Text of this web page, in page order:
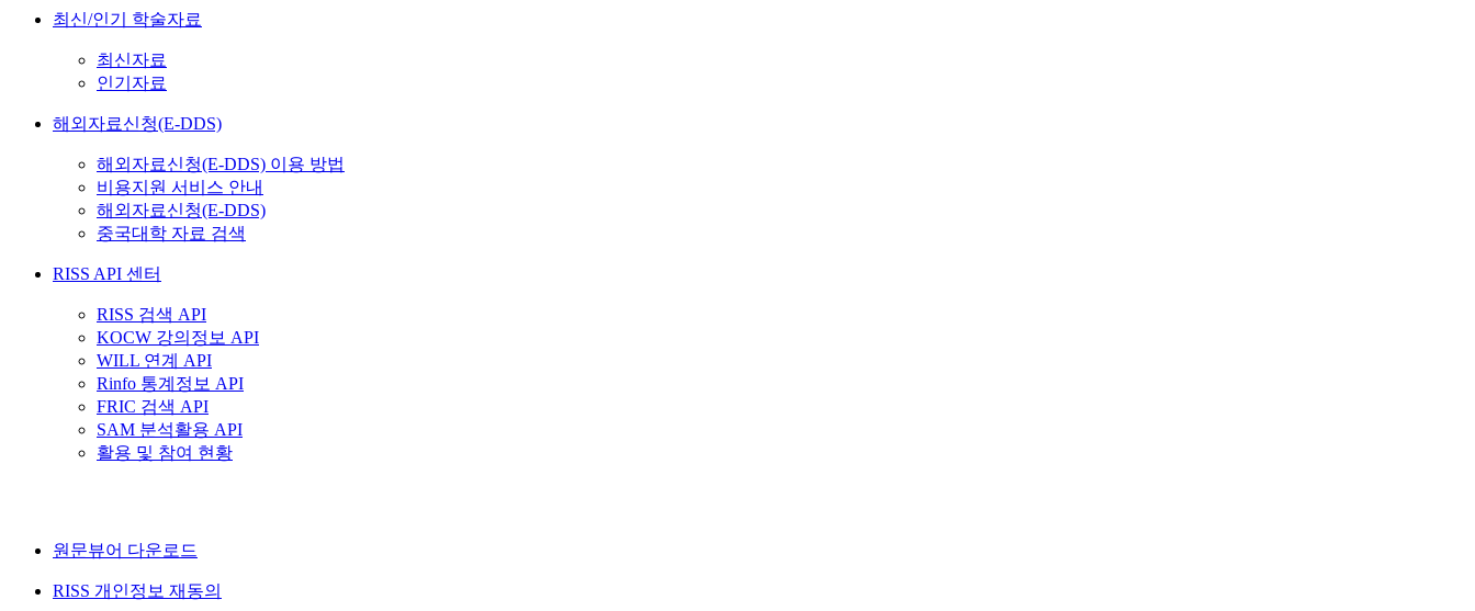
최신/인기 학술자료
최신자료
인기자료
해외자료신청(E-DDS)
해외자료신청(E-DDS) 이용 방법
비용지원 서비스 안내
해외자료신청(E-DDS)
중국대학 자료 검색
RISS API 센터
RISS 검색 API
KOCW 강의정보 API
WILL 연계 API
Rinfo 통계정보 API
FRIC 검색 API
SAM 분석활용 API
활용 및 참여 현황
원문뷰어 다운로드
RISS 개인정보 재동의